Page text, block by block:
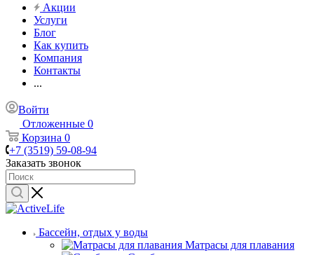
Акции
Услуги
Блог
Как купить
Компания
Контакты
...
Войти
Отложенные 0
Корзина 0
+7 (3519) 59-08-94
Заказать звонок
Бассейн, отдых у воды
Матрасы для плавания